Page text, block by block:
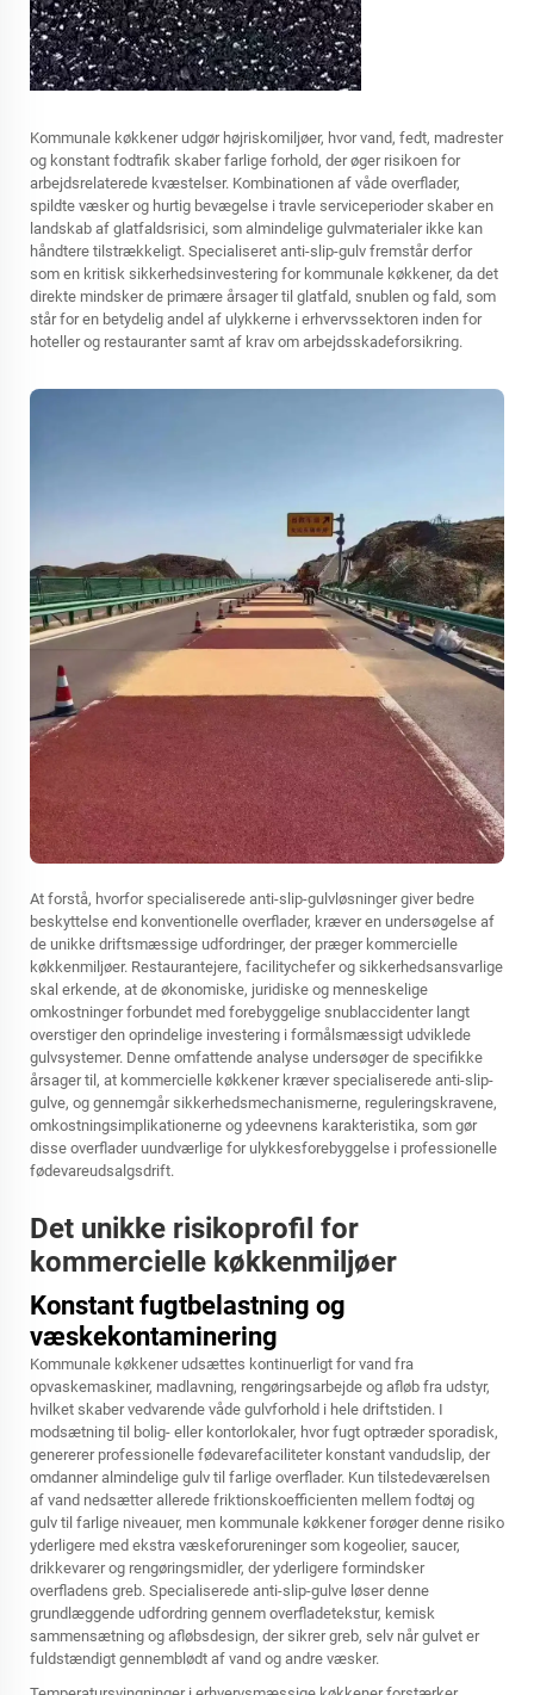
Kommunale køkkener udgør højriskomiljøer, hvor vand, fedt, madrester
og konstant fodtrafik skaber farlige forhold, der øger risikoen for
arbejdsrelaterede kvæstelser. Kombinationen af våde overflader,
spildte væsker og hurtig bevægelse i travle serviceperioder skaber en
landskab af glatfaldsrisici, som almindelige gulvmaterialer ikke kan
håndtere tilstrækkeligt. Specialiseret anti-slip-gulv fremstår derfor
som en kritisk sikkerhedsinvestering for kommunale køkkener, da det
direkte mindsker de primære årsager til glatfald, snublen og fald, som
står for en betydelig andel af ulykkerne i erhvervssektoren inden for
hoteller og restauranter samt af krav om arbejdsskadeforsikring.
At forstå, hvorfor specialiserede anti-slip-gulvløsninger giver bedre
beskyttelse end konventionelle overflader, kræver en undersøgelse af
de unikke driftsmæssige udfordringer, der præger kommercielle
køkkenmiljøer. Restaurantejere, facilitychefer og sikkerhedsansvarlige
skal erkende, at de økonomiske, juridiske og menneskelige
omkostninger forbundet med forebyggelige snublaccidenter langt
overstiger den oprindelige investering i formålsmæssigt udviklede
gulvsystemer. Denne omfattende analyse undersøger de specifikke
årsager til, at kommercielle køkkener kræver specialiserede anti-slip-
gulve, og gennemgår sikkerhedsmechanismerne, reguleringskravene,
omkostningsimplikationerne og ydeevnens karakteristika, som gør
disse overflader uundværlige for ulykkesforebyggelse i professionelle
fødevareudsalgsdrift.
Det unikke risikoprofil for
kommercielle køkkenmiljøer
Konstant fugtbelastning og
væskekontaminering
Kommunale køkkener udsættes kontinuerligt for vand fra
opvaskemaskiner, madlavning, rengøringsarbejde og afløb fra udstyr,
hvilket skaber vedvarende våde gulvforhold i hele driftstiden. I
modsætning til bolig- eller kontorlokaler, hvor fugt optræder sporadisk,
genererer professionelle fødevarefaciliteter konstant vandudslip, der
omdanner almindelige gulv til farlige overflader. Kun tilstedeværelsen
af vand nedsætter allerede friktionskoefficienten mellem fodtøj og
gulv til farlige niveauer, men kommunale køkkener forøger denne risiko
yderligere med ekstra væskeforureninger som kogeolier, saucer,
drikkevarer og rengøringsmidler, der yderligere formindsker
overfladens greb. Specialiserede anti-slip-gulve løser denne
grundlæggende udfordring gennem overfladetekstur, kemisk
sammensætning og afløbsdesign, der sikrer greb, selv når gulvet er
fuldstændigt gennemblødt af vand og andre væsker.